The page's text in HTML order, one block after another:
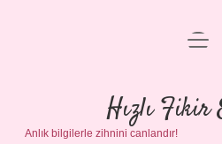
Anasayfa
Gizlilik
Yasal
Hızlı Fikir
Anlık bilgilerle zihnini canlandır!